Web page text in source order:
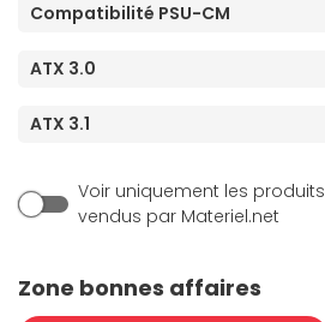
Compatibilité PSU-CM
ATX 3.0
ATX 3.1
Voir uniquement les produits
vendus par Materiel.net
Zone bonnes affaires